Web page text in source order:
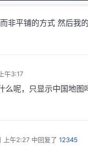
非平铺的方式 然后我
午3:17
么呢，只显示中国地
上午2:27 中回复了 12345